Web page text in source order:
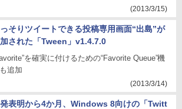
(2013/3/15)
そりツイートできる投稿専用画面“出島”が
された「Tween」v1.4.7.0
を確実に付けるための“Favorite Queue”機
追加
(2013/3/14)
表明から4か月、Windows 8向けの「Twitt